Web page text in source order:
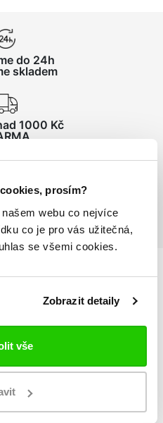
prosím?
webu co nejvíce
co je pro vás užitečná,
se všemi cookies.
Zobrazit detaily
vše
do 24h
skladem
1000 Kč
zboží
produktu
konstrukcí